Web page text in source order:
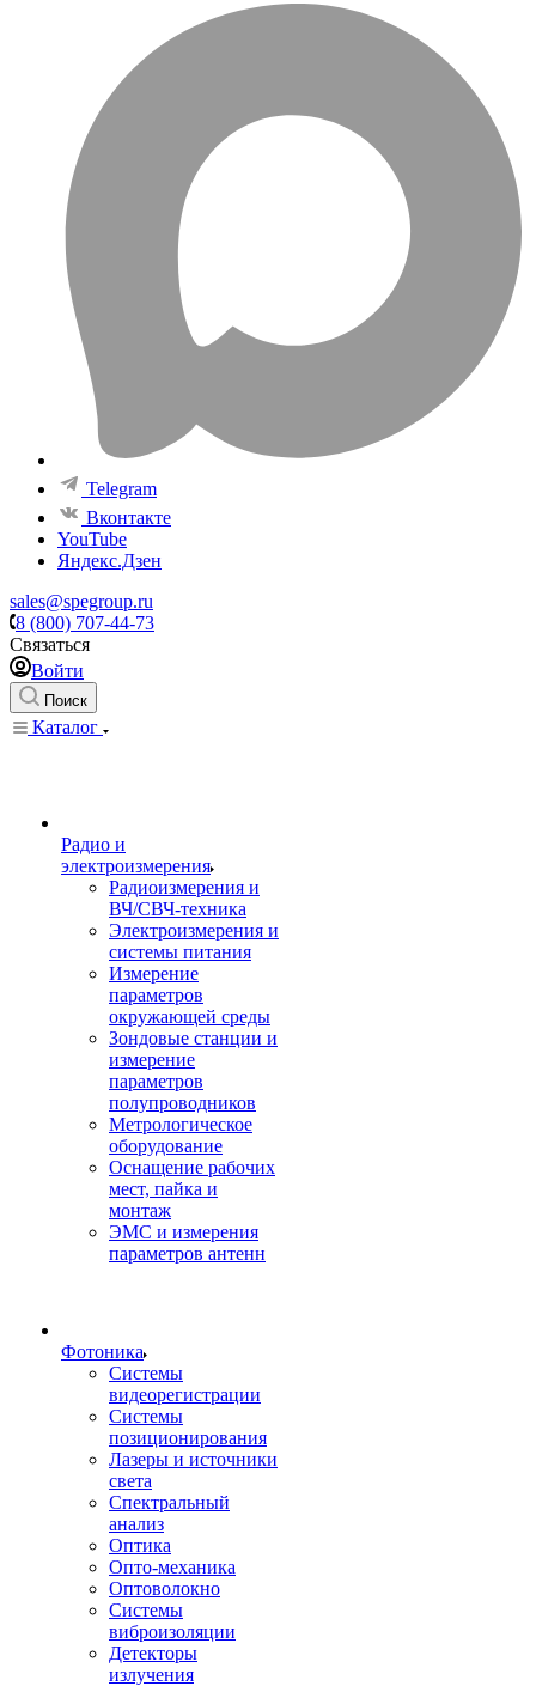
Telegram
Вконтакте
YouTube
Яндекс.Дзен
sales@spegroup.ru
8 (800) 707-44-73
Связаться
Войти
Поиск
Каталог
Радио и
электроизмерения
Радиоизмерения и
ВЧ/СВЧ-техника
Электроизмерения и
системы питания
Измерение
параметров
окружающей среды
Зондовые станции и
измерение
параметров
полупроводников
Метрологическое
оборудование
Оснащение рабочих
мест, пайка и
монтаж
ЭМС и измерения
параметров антенн
Фотоника
Cистемы
видеорегистрации
Системы
позиционирования
Лазеры и источники
света
Спектральный
анализ
Оптика
Опто-механика
Оптоволокно
Системы
виброизоляции
Детекторы
излучения